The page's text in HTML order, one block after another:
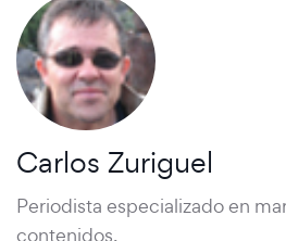
Carlos Zuriguel
Periodista especializado en
contenidos.